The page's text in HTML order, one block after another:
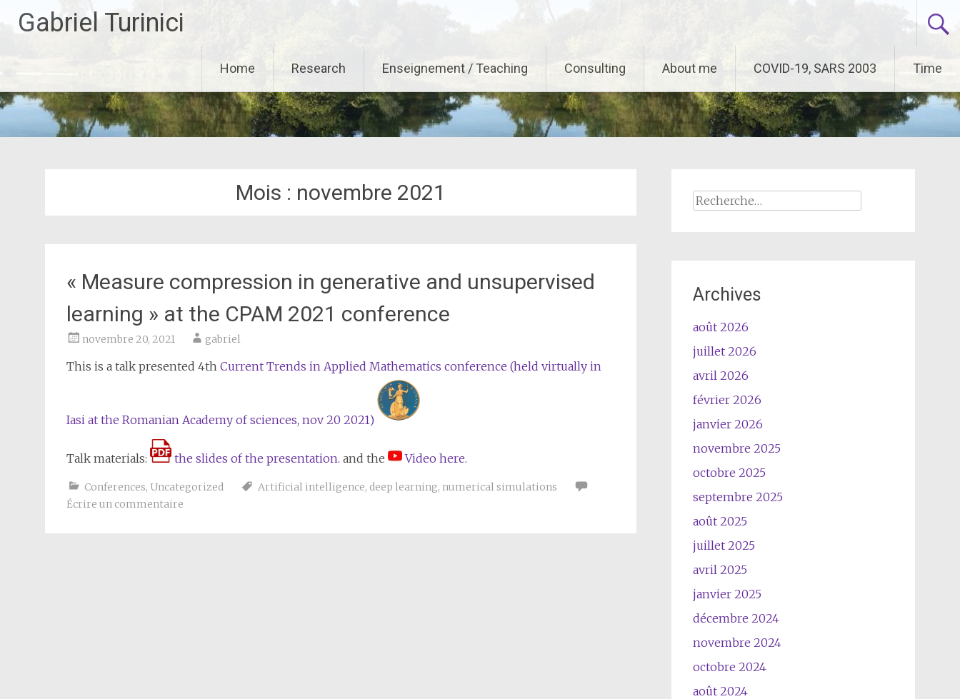
Gabriel Turinici
Home Research Enseignement / Teaching Consulting About me COVID-19, SARS 2003 Time
Mois : novembre 2021
« Measure compression in generative and unsupervised
learning » at the CPAM 2021 conference
novembre 20, 2021 gabriel
This is a talk presented 4th Current Trends in Applied Mathematics conference (held virtually in
Iasi at the Romanian Academy of sciences, nov 20 2021)
Talk materials: the slides of the presentation. and the Video here.
Conferences, Uncategorized Artificial intelligence, deep learning, numerical simulations
Écrire un commentaire
Rechercher :
Archives
août 2026
juillet 2026
avril 2026
février 2026
janvier 2026
novembre 2025
octobre 2025
septembre 2025
août 2025
juillet 2025
avril 2025
janvier 2025
décembre 2024
novembre 2024
octobre 2024
août 2024